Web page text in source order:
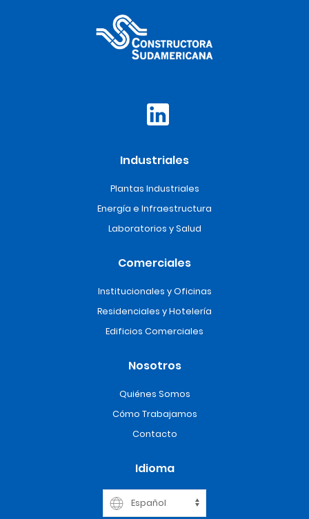
Industriales
Plantas Industriales
Energía e Infraestructura
Laboratorios y Salud
Comerciales
Institucionales y Oficinas
Residenciales y Hotelería
Edificios Comerciales
Nosotros
Quiénes Somos
Cómo Trabajamos
Contacto
Idioma